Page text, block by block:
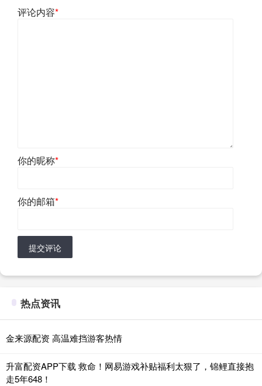
评论内容*
你的昵称*
你的邮箱*
提交评论
热点资讯
金来源配资 高温难挡游客热情
升富配资APP下载 救命！网易游戏补贴福利太狠了，锦鲤直接抱
走5年648！